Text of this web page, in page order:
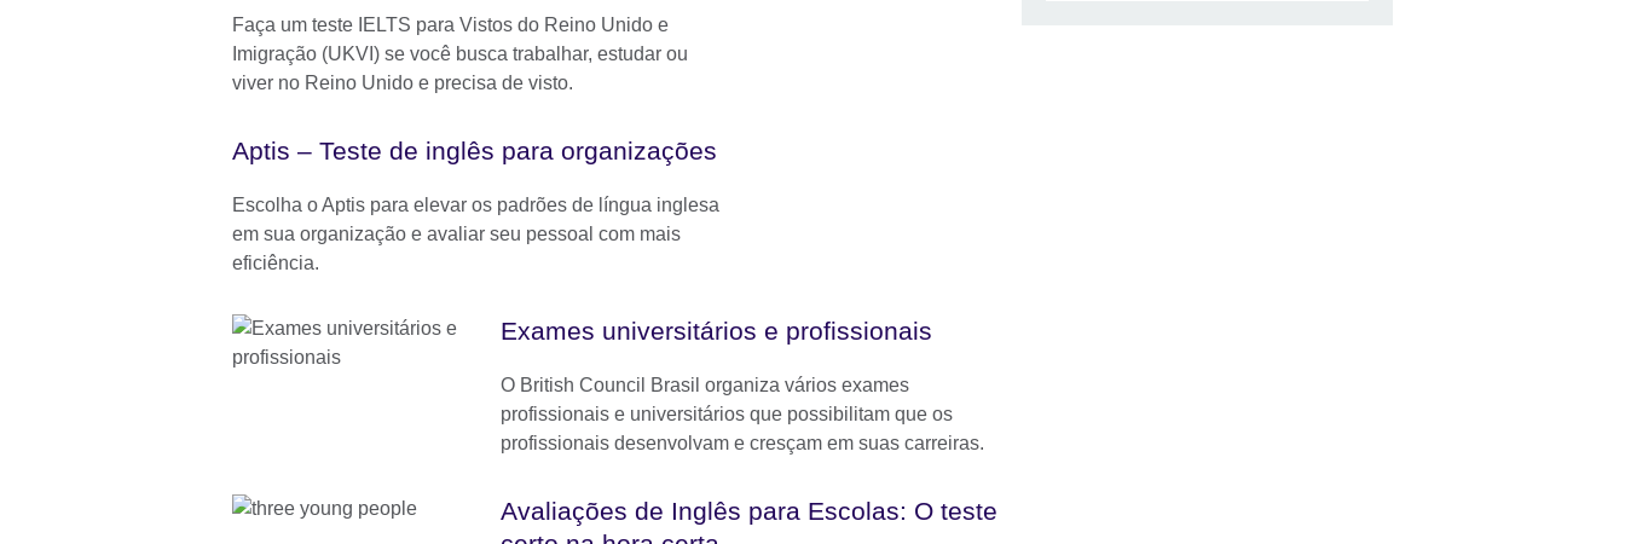
Faça um teste IELTS para Vistos do Reino Unido e
Imigração (UKVI) se você busca trabalhar, estudar ou
viver no Reino Unido e precisa de visto.
Aptis – Teste de inglês para organizações
Escolha o Aptis para elevar os padrões de língua inglesa
em sua organização e avaliar seu pessoal com mais
eficiência.
Exames universitários e profissionais
O British Council Brasil organiza vários exames
profissionais e universitários que possibilitam que os
profissionais desenvolvam e cresçam em suas carreiras.
Avaliações de Inglês para Escolas: O teste